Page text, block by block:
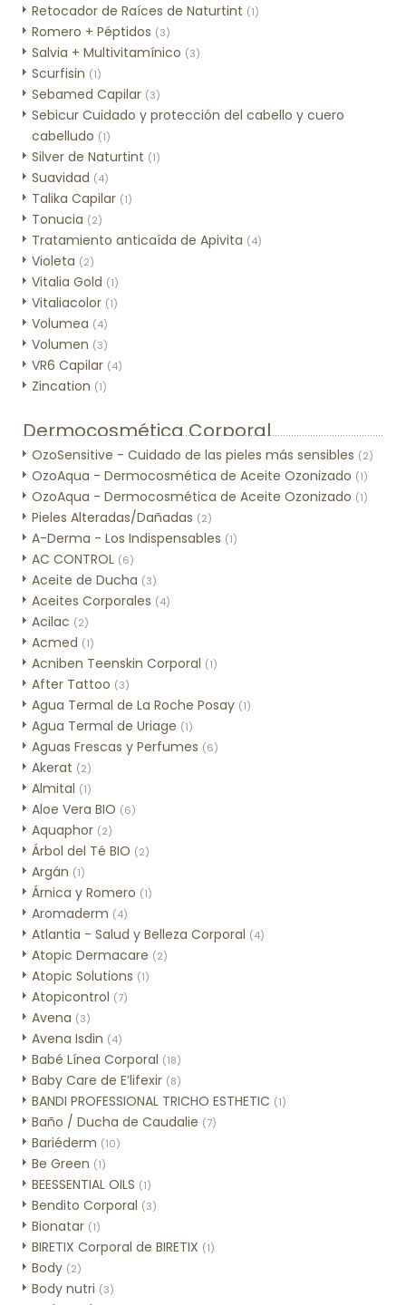
Retocador de Raíces de Naturtint (1)
Romero + Péptidos (3)
Salvia + Multivitamínico (3)
Scurfisin (1)
Sebamed Capilar (3)
Sebicur Cuidado y protección del cabello y cuero
cabelludo (1)
Silver de Naturtint (1)
Suavidad (4)
Talika Capilar (1)
Tonucia (2)
Tratamiento anticaída de Apivita (4)
Violeta (2)
Vitalia Gold (1)
Vitaliacolor (1)
Volumea (4)
Volumen (3)
VR6 Capilar (4)
Zincation (1)
Dermocosmética Corporal
OzoSensitive - Cuidado de las pieles más sensibles (2)
OzoAqua - Dermocosmética de Aceite Ozonizado (1)
OzoAqua - Dermocosmética de Aceite Ozonizado (1)
Pieles Alteradas/Dañadas (2)
A-Derma - Los Indispensables (1)
AC CONTROL (6)
Aceite de Ducha (3)
Aceites Corporales (4)
Acilac (2)
Acmed (1)
Acniben Teenskin Corporal (1)
After Tattoo (3)
Agua Termal de La Roche Posay (1)
Agua Termal de Uriage (1)
Aguas Frescas y Perfumes (6)
Akerat (2)
Almital (1)
Aloe Vera BIO (6)
Aquaphor (2)
Árbol del Té BIO (2)
Argán (1)
Árnica y Romero (1)
Aromaderm (4)
Atlantia - Salud y Belleza Corporal (4)
Atopic Dermacare (2)
Atopic Solutions (1)
Atopicontrol (7)
Avena (3)
Avena Isdin (4)
Babé Línea Corporal (18)
Baby Care de E’lifexir (8)
BANDI PROFESSIONAL TRICHO ESTHETIC (1)
Baño / Ducha de Caudalie (7)
Bariéderm (10)
Be Green (1)
BEESSENTIAL OILS (1)
Bendito Corporal (3)
Bionatar (1)
BIRETIX Corporal de BIRETIX (1)
Body (2)
Body nutri (3)